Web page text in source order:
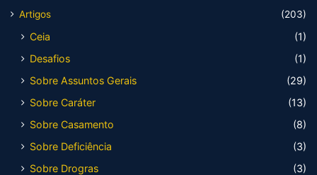
Artigos (203)
Ceia
(1)
Desafios
(1)
Sobre Assuntos Gerais
(29)
Sobre Caráter
(13)
Sobre Casamento
(8)
Sobre Deficiência
(3)
Sobre Drogras
(3)